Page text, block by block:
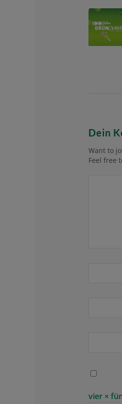
Dein
Want to
Feel free
vier ×